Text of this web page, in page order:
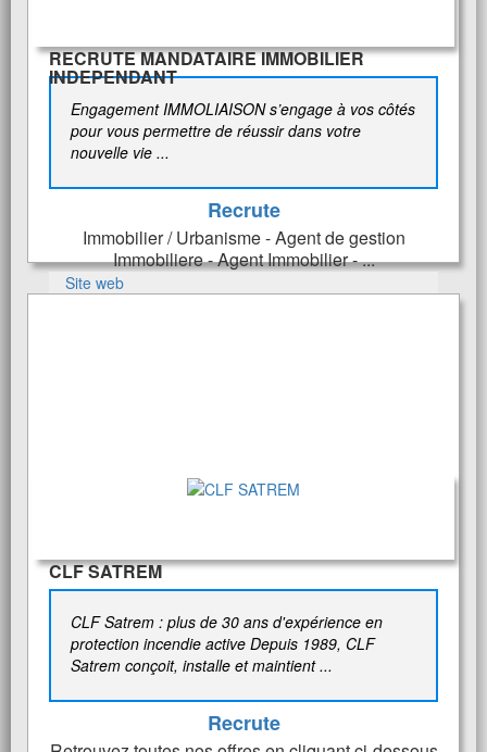
RECRUTE MANDATAIRE IMMOBILIER
INDEPENDANT
Engagement IMMOLIAISON s’engage à vos côtés
pour vous permettre de réussir dans votre
nouvelle vie ...
Recrute
Immobilier / Urbanisme - Agent de gestion
Immobiliere - Agent Immobilier - ...
Site web
CLF SATREM
CLF Satrem : plus de 30 ans d'expérience en
protection incendie active Depuis 1989, CLF
Satrem conçoit, installe et maintient ...
Recrute